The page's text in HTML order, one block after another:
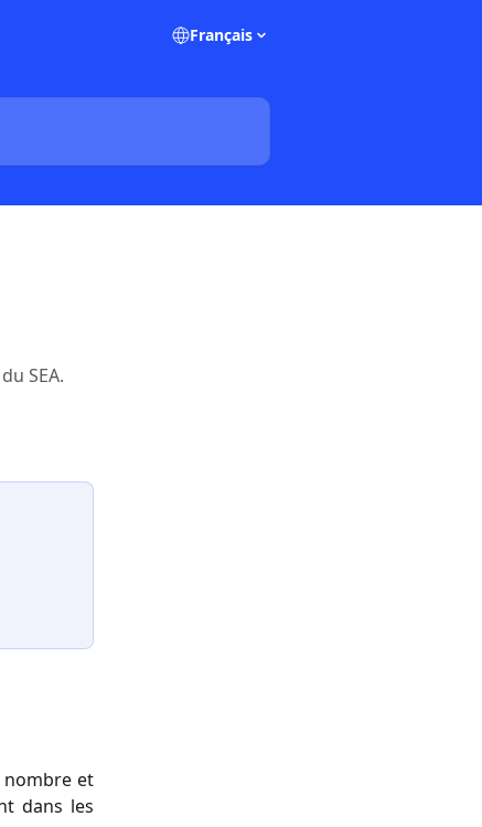
Français
SEA.
nombre et
dans les